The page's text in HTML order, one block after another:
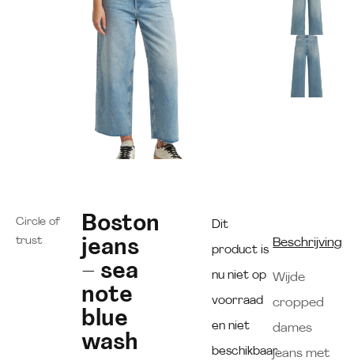
Circle of
trust
Boston
jeans
– sea
note
blue
wash
Dit
product is
nu niet op
voorraad
en niet
beschikbaar.
Beschrijving
Wijde
cropped
dames
jeans met